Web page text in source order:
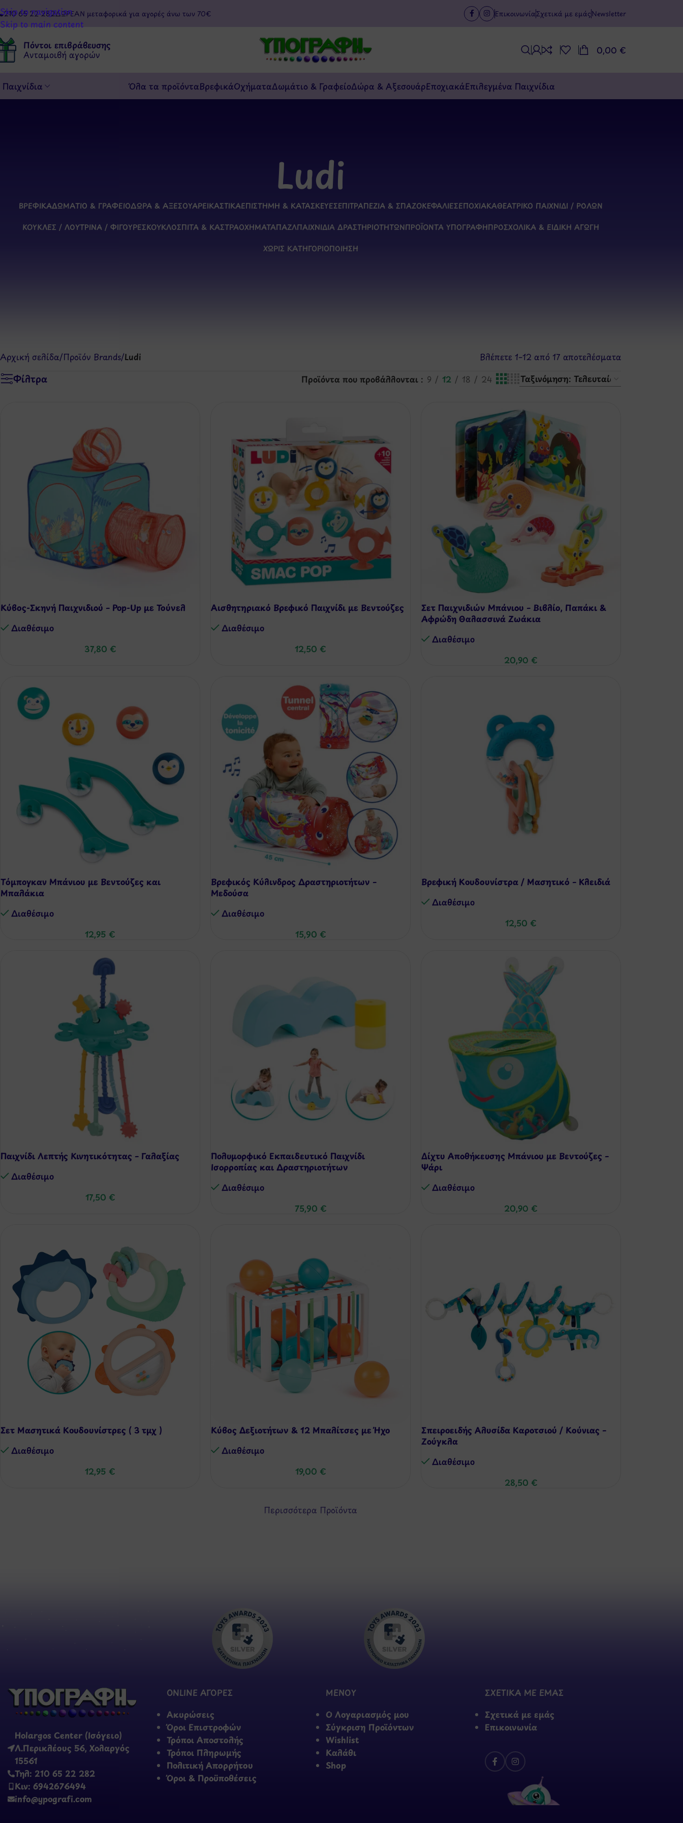
Skip to navigation
Skip to main content
210 65 22 282ΔΩΡΕΑΝ μεταφορικά για αγορές άνω των 70€ Επικοινωνία Σχετικά με εμάςNewsletter
Πόντοι επιβράβευσης
Ανταμοιβή αγορών 0,00 €
Παιχνίδια Όλα τα προϊόνταΒρεφικάΟχήματαΔωμάτιο & ΓραφείοΔώρα & ΑξεσουάρΕποχιακάΕπιλεγμένα Παιχνίδια
Ludi
ΒΡΕΦΙΚΆΔΩΜΆΤΙΟ & ΓΡΑΦΕΊΟΔΏΡΑ & ΑΞΕΣΟΥΆΡΕΙΚΑΣΤΙΚΆΕΠΙΣΤΉΜΗ & ΚΑΤΑΣΚΕΥΈΣΕΠΙΤΡΑΠΈΖΙΑ & ΣΠΑΖΟΚΕΦΑΛΙΈΣΕΠΟΧΙΑΚΆΘΕΑΤΡΙΚΌ ΠΑΙΧΝΊΔΙ / ΡΌΛΩΝ
ΚΟΎΚΛΕΣ / ΛΟΎΤΡΙΝΑ / ΦΙΓΟΎΡΕΣΚΟΥΚΛΌΣΠΙΤΑ & ΚΆΣΤΡΑΟΧΉΜΑΤΑΠΑΖΛΠΑΙΧΝΊΔΙΑ ΔΡΑΣΤΗΡΙΟΤΉΤΩΝΠΡΟΪΌΝΤΑ ΥΠΟΓΡΑΦΉΠΡΟΣΧΟΛΙΚΆ & ΕΙΔΙΚΉ ΑΓΩΓΉ
ΧΩΡΊΣ ΚΑΤΗΓΟΡΙΟΠΟΊΗΣΗ
Αρχική σελίδα/Προϊόν Brands/Ludi Βλέπετε 1–12 από 17 αποτελέσματα
Φίλτρα Προϊόντα που προβάλλονται 9 12 18 24
Κύβος-Σκηνή Παιχνιδιού – Pop-Up με Τούνελ
Διαθέσιμo
37,80 €
Αισθητηριακό Βρεφικό Παιχνίδι με Βεντούζες
Διαθέσιμo
12,50 €
Σετ Παιχνιδιών Μπάνιου – Βιβλίο, Παπάκι &
Αφρώδη Θαλασσινά Ζωάκια
Διαθέσιμo
20,90 €
Τόμπογκαν Μπάνιου με Βεντούζες και
Μπαλάκια
Διαθέσιμo
12,95 €
Βρεφικός Κύλινδρος Δραστηριοτήτων –
Μεδούσα
Διαθέσιμo
15,90 €
Βρεφική Κουδουνίστρα / Μασητικό – Κλειδιά
Διαθέσιμo
12,50 €
Παιχνίδι Λεπτής Κινητικότητας – Γαλαξίας
Διαθέσιμo
17,50 €
Πολυμορφικό Εκπαιδευτικό Παιχνίδι
Ισορροπίας και Δραστηριοτήτων
Διαθέσιμo
75,90 €
Δίχτυ Αποθήκευσης Μπάνιου με Βεντούζες –
Ψάρι
Διαθέσιμo
20,90 €
Σετ Μασητικά Κουδουνίστρες ( 3 τμχ )
Διαθέσιμo
12,95 €
Κύβος Δεξιοτήτων & 12 Μπαλίτσες με Ήχο
Διαθέσιμo
19,00 €
Σπειροειδής Αλυσίδα Καροτσιού / Κούνιας –
Ζούγκλα
Διαθέσιμo
28,50 €
Περισσότερα Προϊόντα
Holargos Center (Ισόγειο)
Λ.Περικλέους 56, Χολαργός
15561
Τηλ: 210 65 22 282
Κιν: 6942676494
info@ypografi.com
ONLINE ΑΓΟΡΕΣ
Ακυρώσεις
Όροι Επιστροφών
Τρόποι Αποστολής
Τρόποι Πληρωμής
Πολιτική Απορρήτου
Όροι & Προϋποθέσεις
ΜΕΝΟΥ
Ο Λογαριασμός μου
Σύγκριση Προϊόντων
Wishlist
Καλάθι
Shop
ΣΧΕΤΙΚΑ ΜΕ ΕΜΑΣ
Σχετικά με εμάς
Επικοινωνία